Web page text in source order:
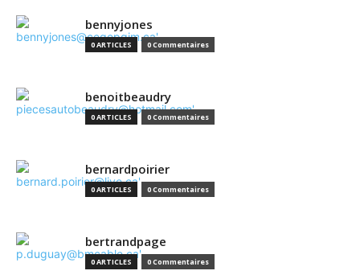
bennyjones
0 ARTICLES 0 Commentaires
benoitbeaudry
0 ARTICLES 0 Commentaires
bernardpoirier
0 ARTICLES 0 Commentaires
bertrandpage
0 ARTICLES 0 Commentaires